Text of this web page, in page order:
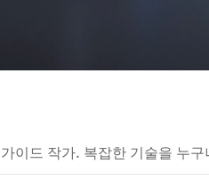
이드 작가. 복잡한 기술을 누